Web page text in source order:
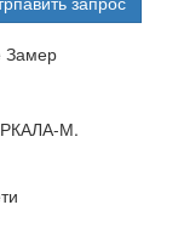
Замер
М.